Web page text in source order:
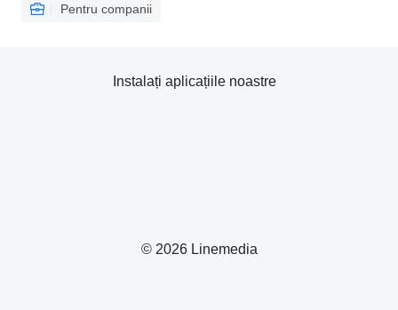
Pentru companii
© 2026 Linemedia
Instalați aplicațiile noastre